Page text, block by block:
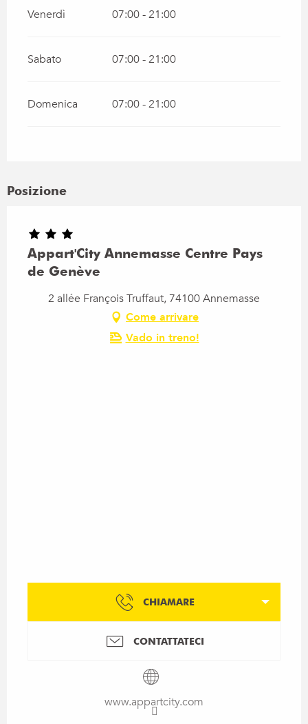
Venerdì 07:00 - 21:00
Sabato 07:00 - 21:00
Domenica 07:00 - 21:00
Posizione
Appart'City Annemasse Centre Pays
de Genève
2 allée François Truffaut, 74100 Annemasse
Come arrivare
Vado in treno!
CHIAMARE
CONTATTATECI
www.appartcity.com